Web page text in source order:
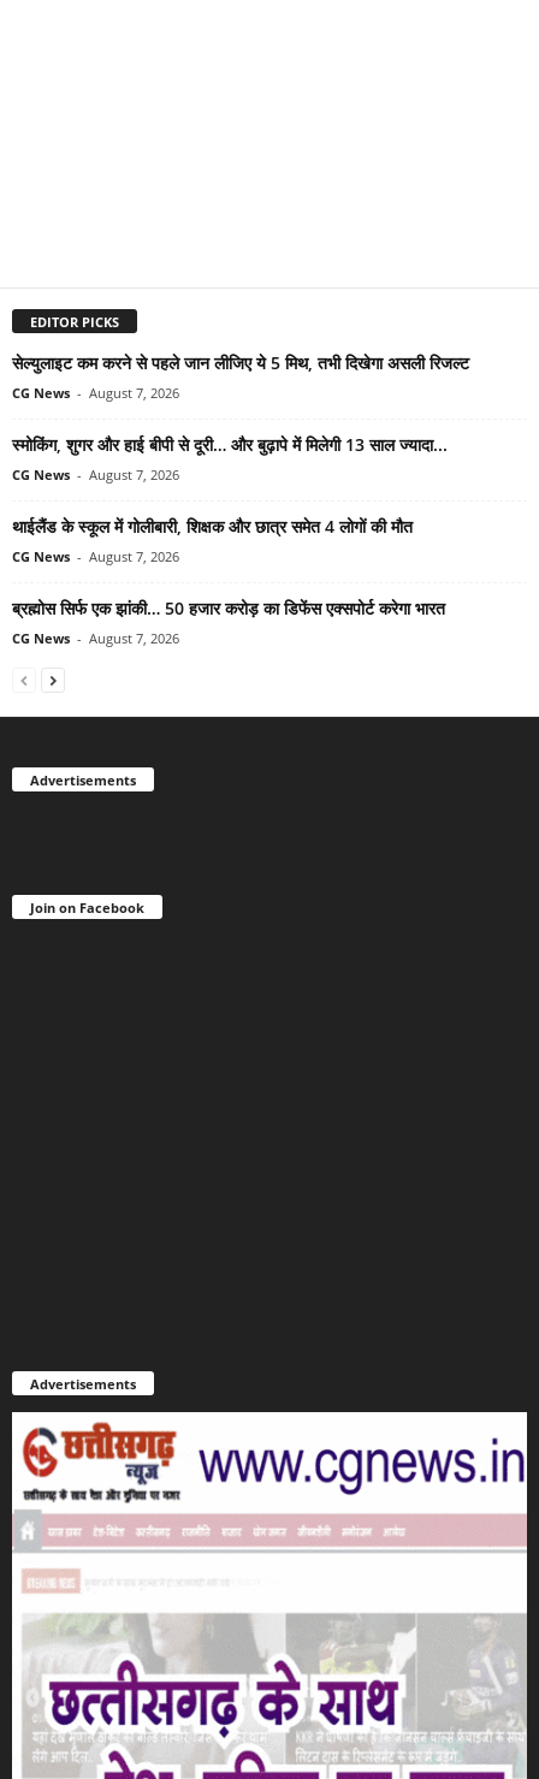
EDITOR PICKS
सेल्युलाइट कम करने से पहले जान लीजिए ये 5 मिथ, तभी दिखेगा असली रिजल्ट
CG News - August 7, 2026
स्मोकिंग, शुगर और हाई बीपी से दूरी… और बुढ़ापे में मिलेगी 13 साल ज्यादा...
CG News - August 7, 2026
थाईलैंड के स्कूल में गोलीबारी, शिक्षक और छात्र समेत 4 लोगों की मौत
CG News - August 7, 2026
ब्रह्मोस सिर्फ एक झांकी… 50 हजार करोड़ का डिफेंस एक्सपोर्ट करेगा भारत
CG News - August 7, 2026
Advertisements
Join on Facebook
Advertisements